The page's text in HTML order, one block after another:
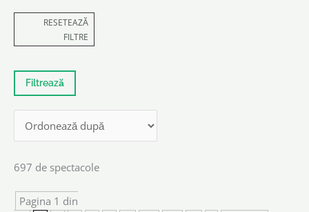
RESETEAZĂ
FILTRE
697 de spectacole
Pagina 1 din